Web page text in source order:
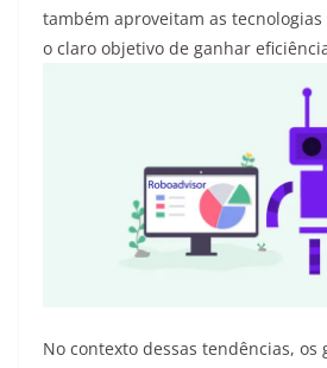
também aproveitam as
o claro objetivo de ganhar
No contexto dessas tendências, os